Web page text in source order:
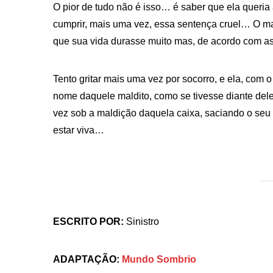
O pior de tudo não é isso… é saber que ela
cumprir, mais uma vez, essa sentença cruel… O
que sua vida durasse muito mas, de acordo com
Tento gritar mais uma vez por socorro, e ela, com
nome daquele maldito, como se tivesse diante
vez sob a maldição daquela caixa, saciando o
estar viva…
ESCRITO POR: Sinistro
ADAPTAÇÃO: Mundo Sombrio